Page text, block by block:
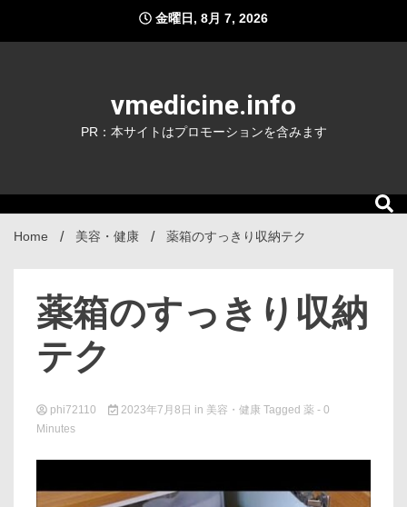
content
金曜日, 8月 7, 2026
vmedicine.info
PR：本サイトはプロモーションを含みます
Home 美容・健康 薬箱のすっきり収納テク
薬箱のすっきり収納
テク
phi72110 2023年7月8日 in 美容・健康 Tagged 薬 - 0
Minutes